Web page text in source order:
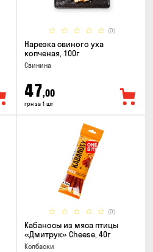
(0)
Нарезка свиного уха
копченая, 100г
Свинина
47,00
грн за 1 шт
(0)
Кабаносы из мяса птицы
«Дмитрук» Cheese, 40г
Колбаски